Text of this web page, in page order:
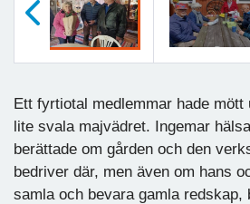
Ett fyrtiotal medlemmar hade mött
lite svala majvädret. Ingemar
berättade om gården och den
bedriver där, men även om hans
samla och bevara gamla redskap,